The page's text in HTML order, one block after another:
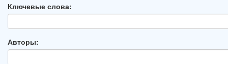
Ключевые слова:
Авторы: